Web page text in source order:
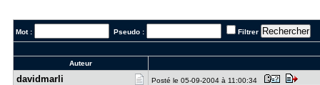
Mot : Pseudo : Filtrer
Auteur
davidmarli Posté le 05-09-2004 à 11:00:34